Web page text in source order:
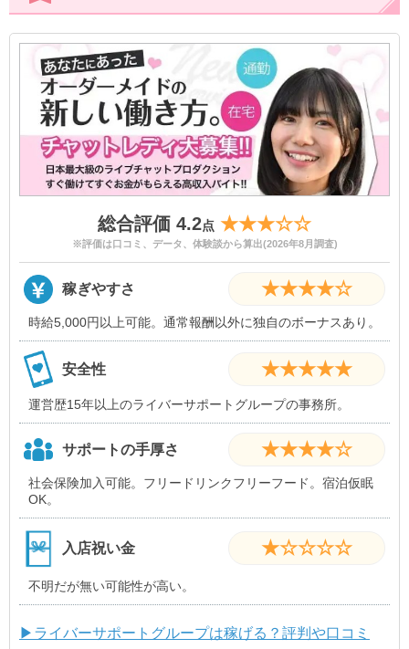
総合評価 4.2点 ★★★☆☆
※評価は口コミ、データ、体験談から算出(2026年8月調査)
稼ぎやすさ ★★★★☆
時給5,000円以上可能。通常報酬以外に独自のボーナスあり。
安全性 ★★★★★
運営歴15年以上のライバーサポートグループの事務所。
サポートの手厚さ ★★★★☆
社会保険加入可能。フリードリンクフリーフード。宿泊仮眠
OK。
入店祝い金 ★☆☆☆☆
不明だが無い可能性が高い。
▶ライバーサポートグループは稼げる？評判や口コミ